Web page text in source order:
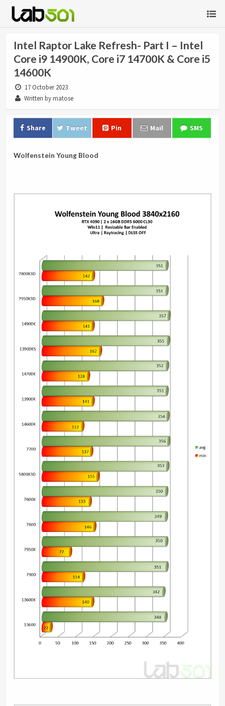
Intel Raptor Lake Refresh- Part I – Intel
Core i9 14900K, Core i7 14700K & Core i5
14600K
17 October 2023
Written by matose
Share Tweet Pin Mail SMS
Wolfenstein Young Blood